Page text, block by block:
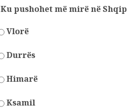
Ku pushohet më mirë në
Vlorë
Durrës
Himarë
Ksamil